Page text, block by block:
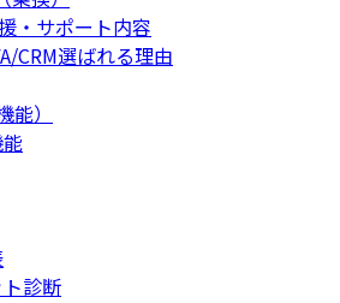
・サポート内容
CRM選ばれる理由
）
診断